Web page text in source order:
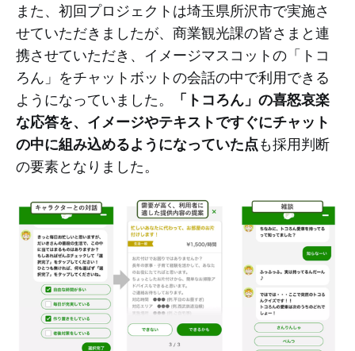
また、初回プロジェクトは埼玉県所沢市で実施さ
せていただきましたが、商業観光課の皆さまと連
携させていただき、イメージマスコットの「トコ
ろん」をチャットボットの会話の中で利用できる
ようになっていました。
「トコろん」の喜怒哀楽
な応答を、イメージやテキストですぐにチャット
の中に組み込めるようになっていた点も採用判断
の要素となりました。